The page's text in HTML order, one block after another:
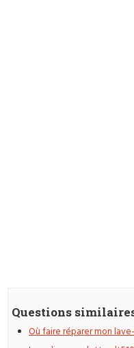
Questions
Où faire réparer mon